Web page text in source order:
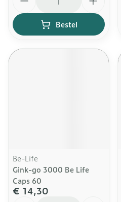
Bestel
Be-Life
Gink-go 3000 Be Life
Caps 60
€ 14,30